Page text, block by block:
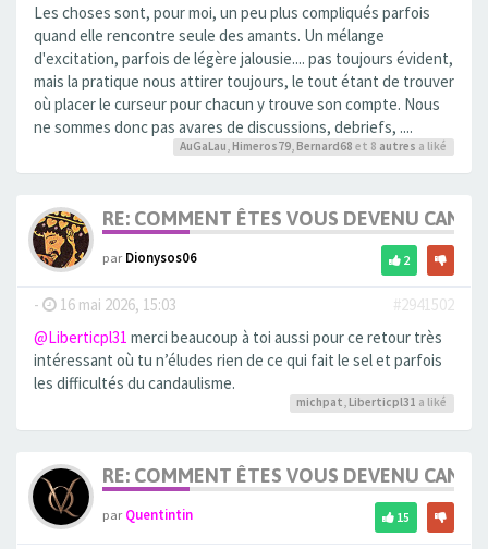
Les choses sont, pour moi, un peu plus compliqués parfois
quand elle rencontre seule des amants. Un mélange
d'excitation, parfois de légère jalousie.... pas toujours évident,
mais la pratique nous attirer toujours, le tout étant de trouver
où placer le curseur pour chacun y trouve son compte. Nous
ne sommes donc pas avares de discussions, debriefs, ....
AuGaLau, Himeros79, Bernard68 et 8 autres a liké
RE: COMMENT ÊTES VOUS DEVENU
parDionysos06 2
- 16 mai 2026, 15:03
#2941502
@Liberticpl31 merci beaucoup à toi aussi pour ce retour très
intéressant où tu n’éludes rien de ce qui fait le sel et parfois
les difficultés du candaulisme.
michpat, Liberticpl31 a liké
RE: COMMENT ÊTES VOUS DEVENU
parQuentintin 15